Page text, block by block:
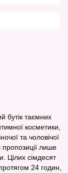
бутік таємних
косметики,
та чоловічої
пропозиції лише
Цілих сімдесят
24 годин,